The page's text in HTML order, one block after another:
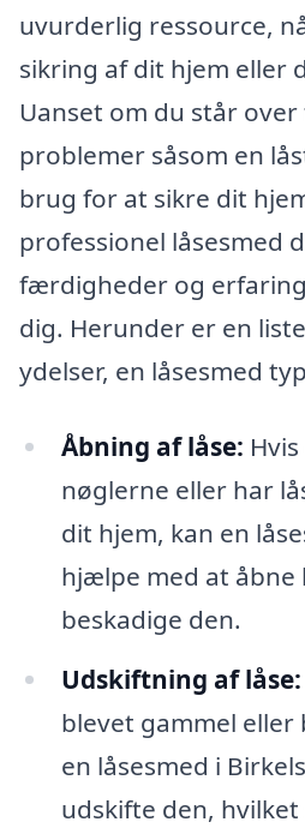
uvurderlig ressource,
sikring af dit hjem eller
Uanset om du står
problemer såsom en
brug for at sikre dit
professionel låsesmed
færdigheder og
dig. Herunder er en
ydelser, en låsesmed
Åbning af låse:
nøglerne eller har
dit hjem, kan en
hjælpe med at åbne
beskadige den.
Udskiftning af låse:
blevet gammel eller
en låsesmed i
udskifte den,